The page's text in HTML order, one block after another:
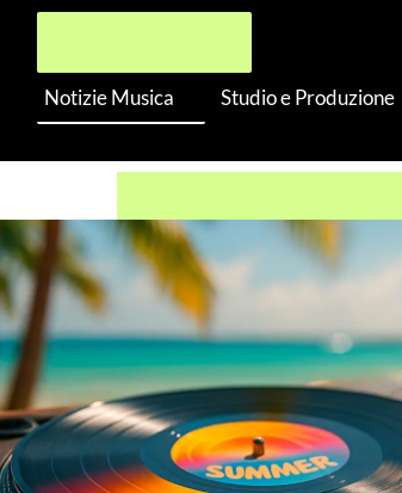
Notizie Musica Studio e Produzione